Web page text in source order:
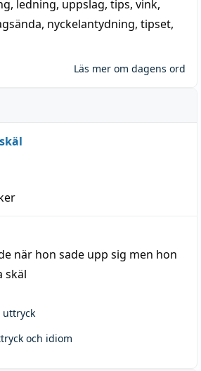
, ledning, uppslag, tips, vink,
, nyckelantydning, tipset,
Läs mer om dagens ord
när hon sade upp sig men hon
skäl
uttryck
och idiom